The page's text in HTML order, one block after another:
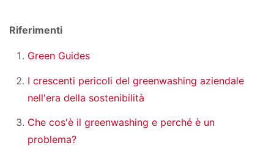
Riferimenti
Green Guides
I crescenti pericoli del greenwashing aziendale
nell'era della sostenibilità
Che cos'è il greenwashing e perché è un
problema?